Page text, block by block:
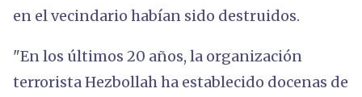
en el vecindario habían sido destruidos.
"En los últimos 20 años, la organización
terrorista Hezbollah ha establecido docenas de